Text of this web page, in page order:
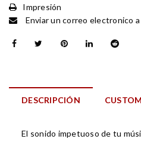
Impresión
Enviar un correo electronico a
DESCRIPCIÓN
El sonido impetuoso de tu